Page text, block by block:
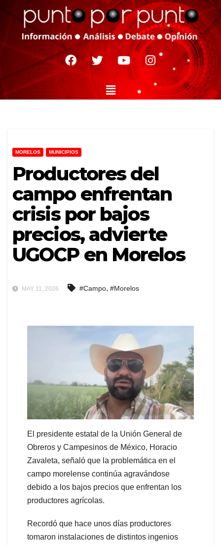
MORELOS MUNICIPIOS
Productores del
campo enfrentan
crisis por bajos
precios, advierte
UGOCP en Morelos
MAY 11, 2026 #Campo, #Morelos
El presidente estatal de la Unión General de
Obreros y Campesinos de México, Horacio
Zavaleta, señaló que la problemática en el
campo morelense continúa agravándose
debido a los bajos precios que enfrentan los
productores agrícolas.
Recordó que hace unos días productores
tomaron instalaciones de distintos ingenios